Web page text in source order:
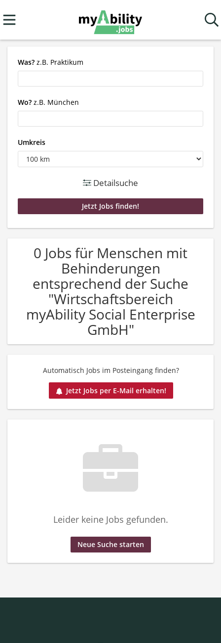
Was? z.B. Praktikum
Wo? z.B. München
Umkreis
Detailsuche
0 Jobs für Menschen mit
Behinderungen
entsprechend der Suche
"Wirtschaftsbereich
myAbility Social Enterprise
GmbH"
Automatisch Jobs im Posteingang finden?
Jetzt Jobs per E-Mail erhalten!
Leider keine Jobs gefunden.
Neue Suche starten